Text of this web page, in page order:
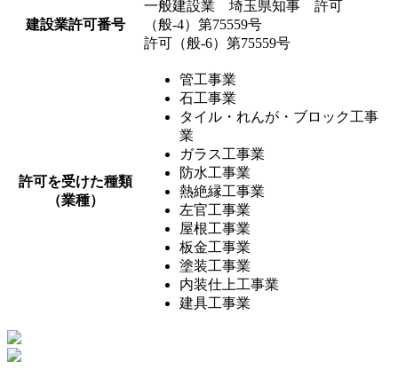
建設業許可番号
一般建設業 埼玉県知事 許可
（般-4）第75559号
許可（般-6）第75559号
許可を受けた種類
（業種）
管工事業
石工事業
タイル・れんが・ブロック工事
業
ガラス工事業
防水工事業
熱絶縁工事業
左官工事業
屋根工事業
板金工事業
塗装工事業
内装仕上工事業
建具工事業